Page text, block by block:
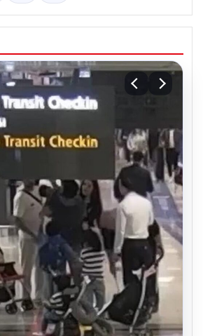
oldu! Maç sırasında
O futbolcu hayatını
47.60 ▲ +0.06%
55.00 ▼ -0.02%